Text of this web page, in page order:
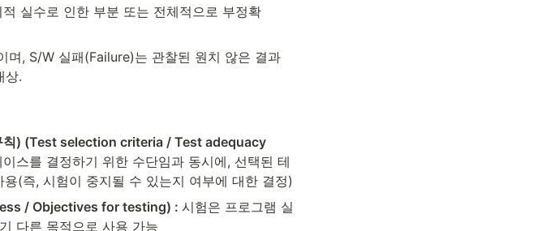
실수로 인한 부분 또는 전체적으로 부정확
, S/W 실패(Failure)는 관찰된 원치 않은 결과
상.
칙) (Test selection criteria / Test adequacy
스를 결정하기 위한 수단임과 동시에, 선택된 테
(즉, 시험이 중지될 수 있는지 여부에 대한 결정)
/ Objectives for testing) : 시험은 프로그램 실
다른 목적으로 사용 가능